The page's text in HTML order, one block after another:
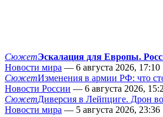
СюжетЭскалация для Европы.
Новости мира — 6 августа 2026, 17:10
СюжетИзменения в армии РФ: что
Новости России — 6 августа 2026,
СюжетДиверсия в Лейпциге. Дрон
Новости мира — 5 августа 2026, 23:36